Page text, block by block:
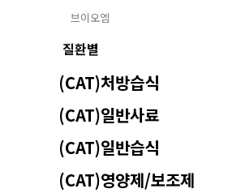
브이오엠
질환별
(CAT)처방습식
(CAT)일반사료
(CAT)일반습식
(CAT)영양제/보조제